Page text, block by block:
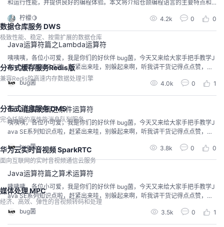
数据仓库服务 DWS
极致性能、稳定、按需扩展的数据仓库
分布式缓存服务Redis版
兼容Redis的高速内存数据处理引擎
分布式消息服务 DMS
完全托管的高性能消息队列服务
华为云实时音视频 SparkRTC
面向互联网的实时音视频通信云服务
媒体处理 MPC
经济、高效、弹性的音视频转码和处理
和运行性能，并提供良好的编程体验。本文将介绍仓颉编程语言的主要特点和
1. 语法简明高效仓颉编程语言提供了一系列简明高效的语法，旨在减少冗余书
写、提升开发效率。例如：插值字符串：通过插值表达式直接在字符串中嵌入
变量和表达式，避免了繁琐的字符串拼接。主构造函...
柠檬🍋 4.2k 0 0
Java运算符篇之Lambda运算符
咦咦咦，各位小可爱，我是你们的好伙伴 bug菌，今天又来给大家手把手教学J
ava SE系列知识点啦，赶紧出来哇，别躲起来啊，听我讲干货记得点点赞，赞
多了我就更有动力讲得更欢哦！所以呀，养成先点赞后阅读的好习惯，别被干
货淹没了哦~
bug菌 4.0k 0 1
Java运算符篇之条件运算符
咦咦咦，各位小可爱，我是你们的好伙伴 bug菌，今天又来给大家手把手教学J
ava SE系列知识点啦，赶紧出来哇，别躲起来啊，听我讲干货记得点点赞，赞
货淹没了哦~
bug菌 3.8k 0 0
Java运算符篇之算术运算符
咦咦咦，各位小可爱，我是你们的好伙伴 bug菌，今天又来给大家手把手教学J
ava SE系列知识点啦，赶紧出来哇，别躲起来啊，听我讲干货记得点点赞，赞
多了我就更有动力讲得更欢哦！所以呀，养成先点赞后阅读的好习惯，别被干
货淹没了哦~
bug菌 3.5k 0 1